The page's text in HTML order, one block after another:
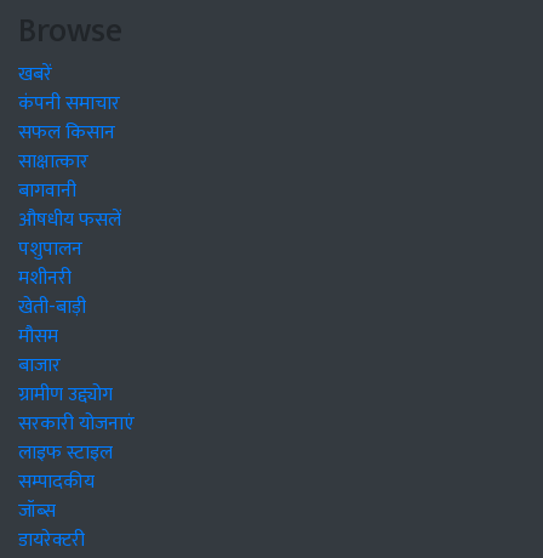
Browse
खबरें
कंपनी समाचार
सफल किसान
साक्षात्कार
बागवानी
औषधीय फसलें
पशुपालन
मशीनरी
खेती-बाड़ी
मौसम
बाजार
ग्रामीण उद्द्योग
सरकारी योजनाएं
लाइफ स्टाइल
सम्पादकीय
जॉब्स
डायरेक्टरी